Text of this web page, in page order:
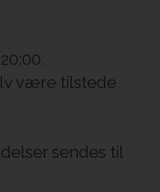
være tilstede
sendes til